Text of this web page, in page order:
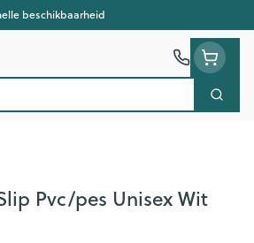
beschikbaarheid
Zoek
Pvc/pes Unisex Wit